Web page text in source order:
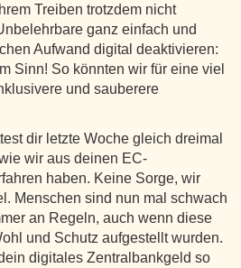
Treiben trotzdem nicht
ganz einfach und
Aufwand digital deaktivieren:
Sinn! So könnten wir für eine viel
und sauberere
dir letzte Woche gleich dreimal
wir aus deinen EC-
haben. Keine Sorge, wir
Menschen sind nun mal schwach
an Regeln, auch wenn diese
und Schutz aufgestellt wurden.
digitales Zentralbankgeld so